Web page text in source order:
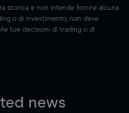
storica e non intende fornire alcuna
o di investimento; non deve
tue decisioni di trading o di
news